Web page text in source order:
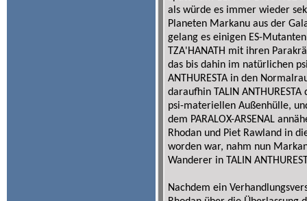
als würde es immer wieder
Planeten Markanu aus der
gelang es einigen ES-
TZA'HANATH mit ihren
das bis dahin im natürlichen
ANTHURESTA in den
daraufhin TALIN
psi-materiellen Außenhülle,
dem PARALOX-ARSENAL
Rhodan und Piet Rawland in
worden war, nahm nun
Wanderer in TALIN
Nachdem ein